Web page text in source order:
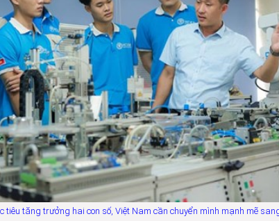
tăng trưởng hai con số, Việt Nam cần chuyển mình mạnh mẽ